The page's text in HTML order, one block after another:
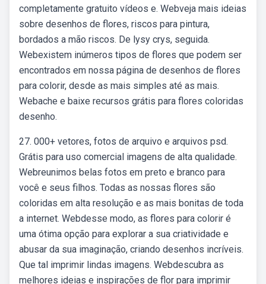
completamente gratuito vídeos e. Webveja mais ideias
sobre desenhos de flores, riscos para pintura,
bordados a mão riscos. De lysy crys, seguida.
Webexistem inúmeros tipos de flores que podem ser
encontrados em nossa página de desenhos de flores
para colorir, desde as mais simples até as mais.
Webache e baixe recursos grátis para flores coloridas
desenho.
27. 000+ vetores, fotos de arquivo e arquivos psd.
Grátis para uso comercial imagens de alta qualidade.
Webreunimos belas fotos em preto e branco para
você e seus filhos. Todas as nossas flores são
coloridas em alta resolução e as mais bonitas de toda
a internet. Webdesse modo, as flores para colorir é
uma ótima opção para explorar a sua criatividade e
abusar da sua imaginação, criando desenhos incríveis.
Que tal imprimir lindas imagens. Webdescubra as
melhores ideias e inspirações de flor para imprimir